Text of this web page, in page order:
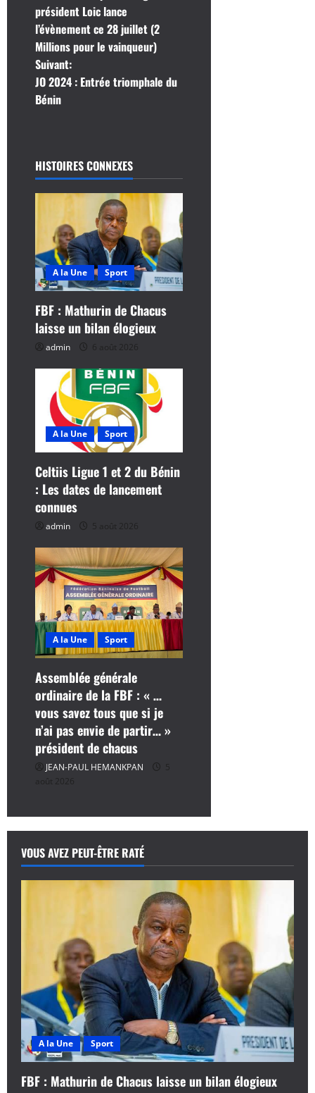
a
v
i
g
t
i
o
n
d
’
a
r
c
l
e
président Loic lance
l’évènement ce 28 juillet (2
Millions pour le vainqueur)
Suivant:
JO 2024 : Entrée triomphale du
Bénin
HISTOIRES CONNEXES
A la Une Sport
FBF : Mathurin de Chacus
laisse un bilan élogieux
admin 6 août 2026
A la Une Sport
Celtiis Ligue 1 et 2 du Bénin
: Les dates de lancement
connues
admin 5 août 2026
A la Une Sport
Assemblée générale
ordinaire de la FBF : « …
vous savez tous que si je
n’ai pas envie de partir… »
président de chacus
JEAN-PAUL HEMANKPAN
5
août 2026
VOUS AVEZ PEUT-ÊTRE RATÉ
A la Une Sport
FBF : Mathurin de Chacus laisse un bilan élogieux